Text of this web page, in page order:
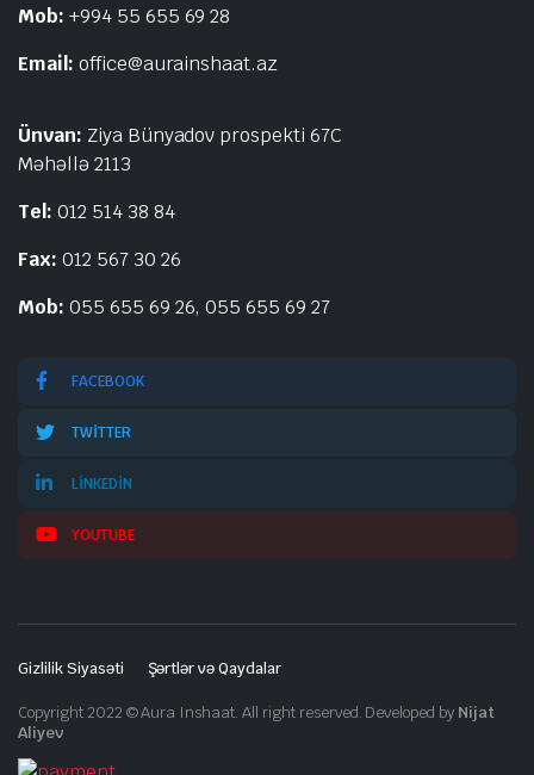
Mob: +994 55 655 69 28
Email: office@aurainshaat.az
Ünvan: Ziya Bünyadov prospekti 67C
Məhəllə 2113
Tel: 012 514 38 84
Fax: 012 567 30 26
Mob: 055 655 69 26, 055 655 69 27
FACEBOOK
TWITTER
LINKEDIN
YOUTUBE
Gizlilik Siyasəti Şərtlər və Qaydalar
Copyright 2022 © Aura Inshaat. All right reserved. Developed by Nijat
Aliyev